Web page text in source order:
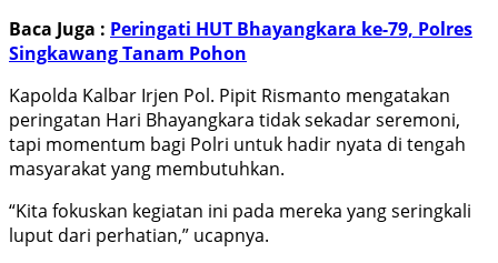
Baca Juga : Peringati HUT Bhayangkara ke-79, Polres
Singkawang Tanam Pohon
Kapolda Kalbar Irjen Pol. Pipit Rismanto mengatakan
peringatan Hari Bhayangkara tidak sekadar seremoni,
tapi momentum bagi Polri untuk hadir nyata di tengah
masyarakat yang membutuhkan.
“Kita fokuskan kegiatan ini pada mereka yang seringkali
luput dari perhatian,” ucapnya.